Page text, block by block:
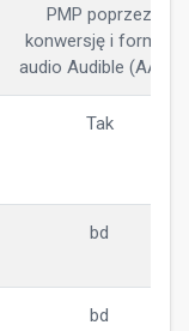
PMP poprzez
konwersję i format
audio Audible (AAX).
Tak
bd
bd